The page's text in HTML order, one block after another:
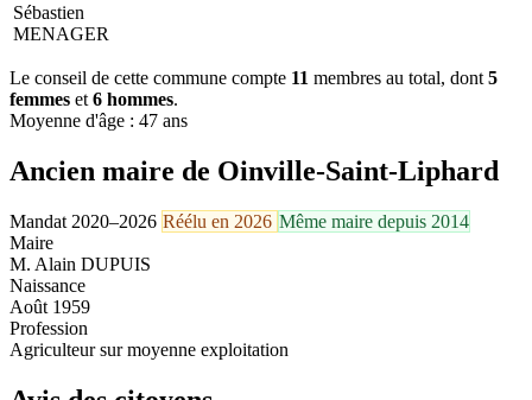
Sébastien
MENAGER
Le conseil de cette commune compte 11 membres au total, dont 5
femmes et 6 hommes.
Moyenne d'âge : 47 ans
Ancien maire de Oinville-Saint-Liphard
Mandat 2020–2026 Réélu en 2026 Même maire depuis 2014
Maire
M. Alain DUPUIS
Naissance
Août 1959
Profession
Agriculteur sur moyenne exploitation